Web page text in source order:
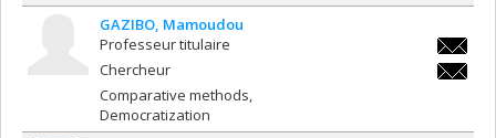
GAZIBO Mamoudou
Professeur titulaire
Chercheur
Comparative methods
Democratization